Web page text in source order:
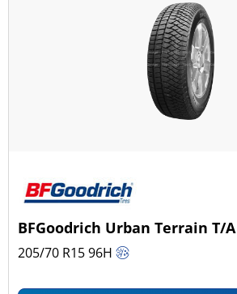
BFGoodrich Urban Terrain T/A
205/70 R1596H